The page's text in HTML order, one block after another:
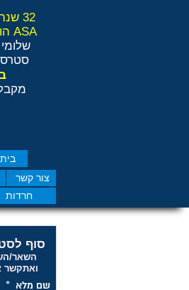
סוף
השאר/
ואתקשר
בית
צור קשר
חרדות
32 שנה A.S.A מהמובילים בהישגים בישראל ובאירופה
ASA הוכרה בלשכה למקצועות בריאות משלימים RCP